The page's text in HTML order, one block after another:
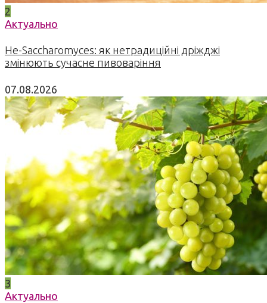
2
Актуально
Не-Saccharomyces: як нетрадиційні дріжджі
змінюють сучасне пивоваріння
07.08.2026
3
Актуально